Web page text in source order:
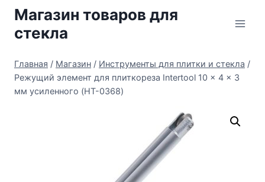
Перейти
содержимому
Магазин товаров для
стекла
Главная / Магазин / Инструменты для плитки и стекла /
Режущий элемент для плиткореза Intertool 10 x 4 x 3
мм усиленного (HT-0368)